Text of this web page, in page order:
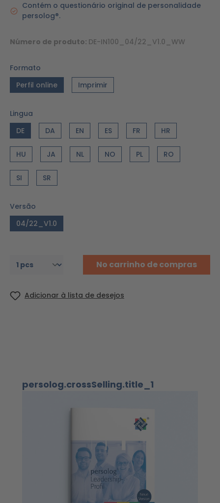
Contém o questionário original de personalidade
persolog®.
Número de produto: DE-IN100_04/22_V1.0_WW
Formato
Perfil online
Imprimir
Lingua
DE
DA EN ES FR HR
HU JA NL NO PL RO
SI SR
Versão
04/22_V1.0
No carrinho de compras
Adicionar à lista de desejos
Ignorar a galeria de produtos
persolog.crossSelling.title_1